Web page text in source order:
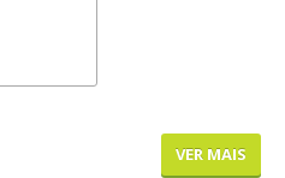
VER MAIS